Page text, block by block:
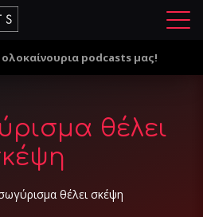
Μ
ο
podcasts μας!
θέλει
θέλει σκέψη